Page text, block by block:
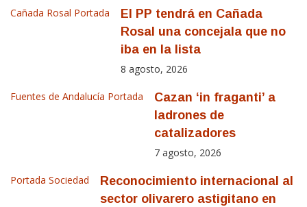
Cañada Rosal Portada
El PP tendrá en Cañada
Rosal una concejala que no
iba en la lista
8 agosto, 2026
Fuentes de Andalucía Portada
Cazan ‘in fraganti’ a
ladrones de
catalizadores
7 agosto, 2026
Portada Sociedad
Reconocimiento internacional al
sector olivarero astigitano en